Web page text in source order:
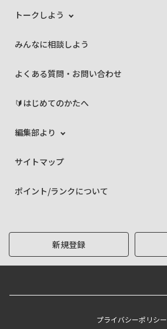
トークしよう
みんなに相談しよう
よくある質問・お問い合わせ
🔰はじめてのかたへ
編集部より
サイトマップ
ポイント/ランクについて
新規登録
プライバシーポリシー